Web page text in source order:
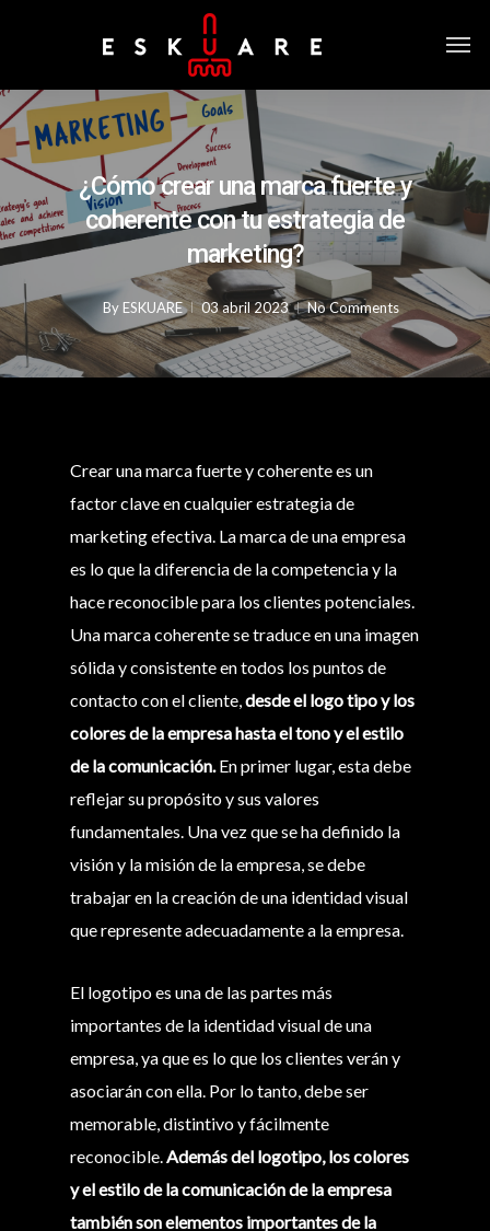
¿Cómo crear una marca fuerte y
coherente con tu estrategia de
marketing?
ByESKUARE 03 abril 2023 No Comments
Crear una marca fuerte y coherente es un
factor clave en cualquier estrategia de
marketing efectiva. La marca de una empresa
es lo que la diferencia de la competencia y la
hace reconocible para los clientes potenciales.
Una marca coherente se traduce en una imagen
sólida y consistente en todos los puntos de
contacto con el cliente,desde el logo tipo y los
colores de la empresa hasta el tono y el estilo
de la comunicación.En primer lugar, esta debe
reflejar su propósito y sus valores
fundamentales. Una vez que se ha definido la
visión y la misión de la empresa, se debe
trabajar en la creación de una identidad visual
que represente adecuadamente a la empresa.
El logotipo es una de las partes más
importantes de la identidad visual de una
empresa, ya que es lo que los clientes verán y
asociarán con ella. Por lo tanto, debe ser
memorable, distintivo y fácilmente
reconocible.Además del logotipo, los colores
y el estilo de la comunicación de la empresa
también son elementos importantes de la